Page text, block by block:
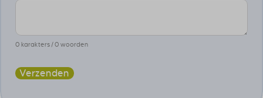
0 karakters / 0 woorden
Verzenden